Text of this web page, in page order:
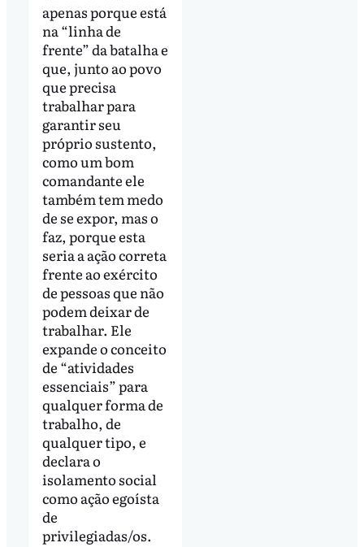
apenas porque está
na “linha de
frente” da batalha e
que, junto ao povo
que precisa
trabalhar para
garantir seu
próprio sustento,
como um bom
comandante ele
também tem medo
de se expor, mas o
faz, porque esta
seria a ação correta
frente ao exército
de pessoas que não
podem deixar de
trabalhar. Ele
expande o conceito
de “atividades
essenciais” para
qualquer forma de
trabalho, de
qualquer tipo, e
declara o
isolamento social
como ação egoísta
de
privilegiadas/os.